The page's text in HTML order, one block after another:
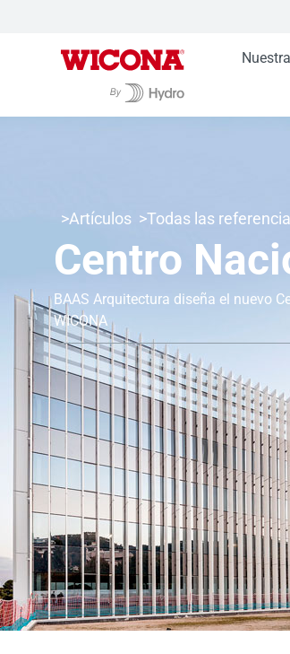
Artículos Todas las
Centro
BAAS Arquitectura diseña el nuevo
WICONA